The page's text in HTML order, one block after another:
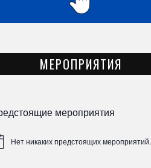
МЕРОПРИЯТИЯ
мероприятия
Нет никаких предстоящих мероприятий.